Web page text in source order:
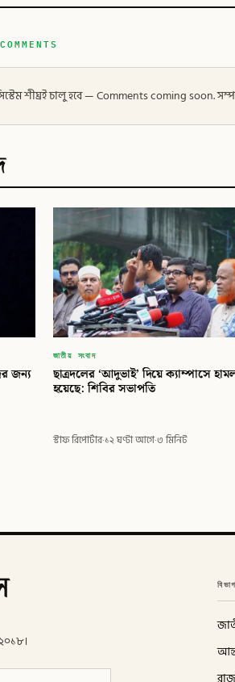
শীঘ্রই চালু হবে — Comments coming soon.
জন্য
জাতীয় সংবাদ
ছাত্রদলের ‘আদুভাই’ দিয়ে ক্যাম্পাসে
হয়েছে: শিবির সভাপতি
স্টাফ রিপোর্টার·১২ ঘণ্টা আগে·৩ মিনিট